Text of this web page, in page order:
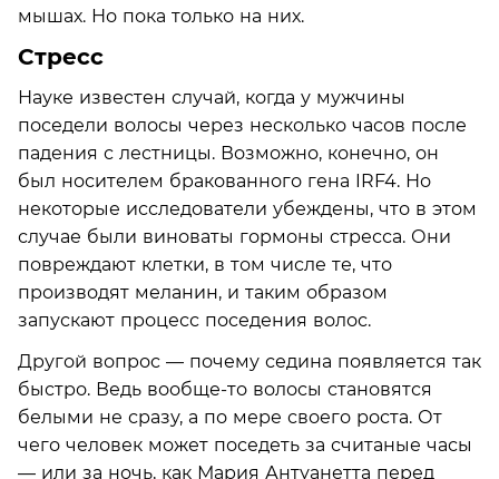
мышах. Но пока только на них.
Стресс
Науке известен случай, когда у мужчины
поседели волосы через несколько часов после
падения с лестницы. Возможно, конечно, он
был носителем бракованного гена IRF4. Но
некоторые исследователи убеждены, что в этом
случае были виноваты гормоны стресса. Они
повреждают клетки, в том числе те, что
производят меланин, и таким образом
запускают процесс поседения волос.
Другой вопрос — почему седина появляется так
быстро. Ведь вообще-то волосы становятся
белыми не сразу, а по мере своего роста. От
чего человек может поседеть за считаные часы
— или за ночь, как Мария Антуанетта перед